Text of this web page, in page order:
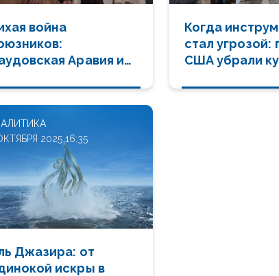
война
Аравия и
Когда
стал угрозой:
США убрали
2025 16:35
Джазира: от
искры в